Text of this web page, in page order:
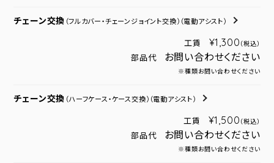
チェーン交換 （フルカバー・チェーンジョイント交換） （電動アシスト）
工賃 ¥1,300 （税込）
部品代 お問い合わせください
※種類お問い合わせください
チェーン交換 （ハーフケース・ケース交換） （電動アシスト）
工賃 ¥1,500 （税込）
部品代 お問い合わせください
※種類お問い合わせください